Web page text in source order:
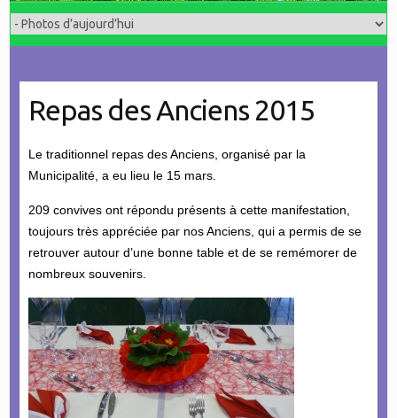
Repas des Anciens 2015
Le traditionnel repas des Anciens, organisé par la
Municipalité, a eu lieu le 15 mars.
209 convives ont répondu présents à cette manifestation,
toujours très appréciée par nos Anciens, qui a permis de se
retrouver autour d’une bonne table et de se remémorer de
nombreux souvenirs.